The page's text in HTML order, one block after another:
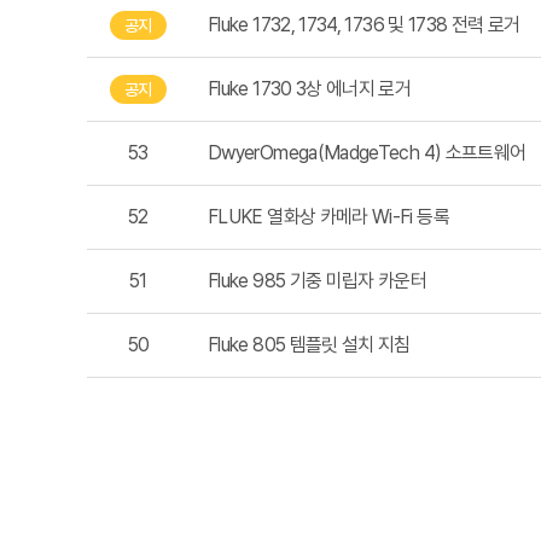
공지 Fluke 1732, 1734, 1736 및 1738 전력 로거
공지 Fluke 1730 3상 에너지 로거
53 DwyerOmega(MadgeTech 4) 소프트웨어
52 FLUKE 열화상 카메라 Wi-Fi 등록
51 Fluke 985 기중 미립자 카운터
50 Fluke 805 템플릿 설치 지침